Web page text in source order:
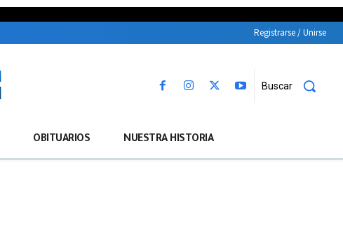
Registrarse / Unirse
Buscar
OBITUARIOS NUESTRA HISTORIA